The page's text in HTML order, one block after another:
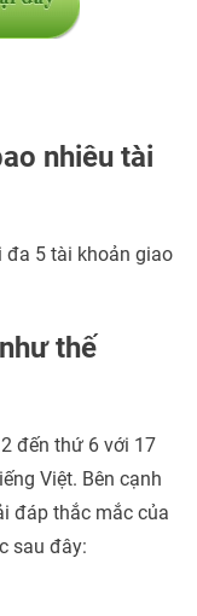
nhiêu tài
đa 5 tài khoản giao
thế
đến thứ 6 với 17
Việt. Bên cạnh
đáp thắc mắc của
sau đây: